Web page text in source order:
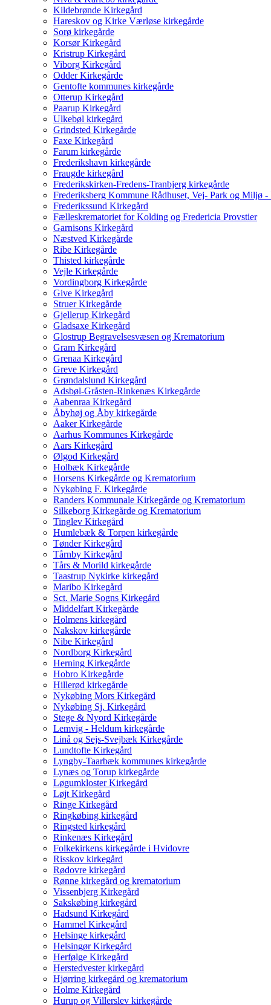
Kildebrønde Kirkegård
Hareskov og Kirke Værløse kirkegårde
Sorø kirkegårde
Korsør Kirkegård
Kristrup Kirkegård
Viborg Kirkegård
Odder Kirkegårde
Gentofte kommunes kirkegårde
Otterup Kirkegård
Paarup Kirkegård
Ulkebøl kirkegård
Grindsted Kirkegårde
Faxe Kirkegård
Farum kirkegårde
Frederikshavn kirkegårde
Fraugde kirkegård
Frederikskirken-Fredens-Tranbjerg kirkegårde
Frederiksberg Kommune Rådhuset, Vej- Park og Miljø -
Frederikssund Kirkegård
Fælleskrematoriet for Kolding og Fredericia Provstier
Garnisons Kirkegård
Næstved Kirkegårde
Ribe Kirkegårde
Thisted kirkegårde
Vejle Kirkegårde
Vordingborg Kirkegårde
Give Kirkegård
Struer Kirkegårde
Gjellerup Kirkegård
Gladsaxe Kirkegård
Glostrup Begravelsesvæsen og Krematorium
Gram Kirkegård
Grenaa Kirkegård
Greve Kirkegård
Grøndalslund Kirkegård
Adsbøl-Gråsten-Rinkenæs Kirkegårde
Aabenraa Kirkegård
Åbyhøj og Åby kirkegårde
Aaker Kirkegårde
Aarhus Kommunes Kirkegårde
Aars Kirkegård
Ølgod Kirkegård
Holbæk Kirkegårde
Horsens Kirkegårde og Krematorium
Nykøbing F. Kirkegårde
Randers Kommunale Kirkegårde og Krematorium
Silkeborg Kirkegårde og Krematorium
Tinglev Kirkegård
Humlebæk & Torpen kirkegårde
Tønder Kirkegård
Tårnby Kirkegård
Tårs & Morild kirkegårde
Taastrup Nykirke kirkegård
Maribo Kirkegård
Sct. Marie Sogns Kirkegård
Middelfart Kirkegårde
Holmens kirkegård
Nakskov kirkegårde
Nibe Kirkegård
Nordborg Kirkegård
Herning Kirkegårde
Hobro Kirkegårde
Hillerød kirkegårde
Nykøbing Mors Kirkegård
Nykøbing Sj. Kirkegård
Stege & Nyord Kirkegårde
Lemvig - Heldum kirkegårde
Linå og Sejs-Svejbæk Kirkegårde
Lundtofte Kirkegård
Lyngby-Taarbæk kommunes kirkegårde
Lynæs og Torup kirkegårde
Løgumkloster Kirkegård
Løjt Kirkegård
Ringe Kirkegård
Ringkøbing kirkegård
Ringsted kirkegård
Rinkenæs Kirkegård
Folkekirkens kirkegårde i Hvidovre
Risskov kirkegård
Rødovre kirkegård
Rønne kirkegård og krematorium
Vissenbjerg Kirkegård
Sakskøbing kirkegård
Hadsund Kirkegård
Hammel Kirkegård
Helsinge kirkegård
Helsingør Kirkegård
Herfølge Kirkegård
Herstedvester kirkegård
Hjørring kirkegård og krematorium
Holme Kirkegård
Hurup og Villerslev kirkegårde